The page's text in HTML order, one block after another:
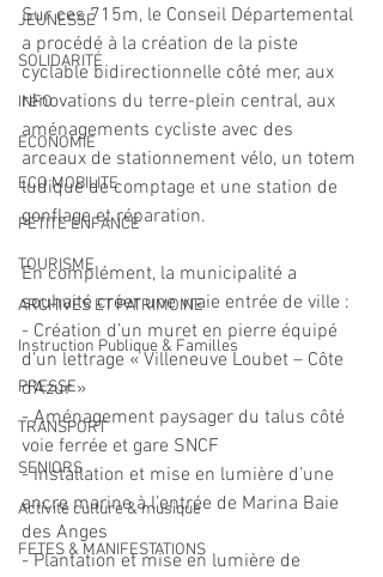
JEUNESSE
SOLIDARITÉ
INFO
ECONOMIE
ECO MOBILITE
PETITE ENFANCE
TOURISME
ARCHIVES ET PATRIMOINE
Instruction Publique & Familles
PRESSE
TRANSPORT
SENIORS
Activité culture & musique
FETES & MANIFESTATIONS
Sur ces 715m, le Conseil Départemental
a procédé à la création de la piste
cyclable bidirectionnelle côté mer, aux
rénovations du terre-plein central, aux
aménagements cycliste avec des
arceaux de stationnement vélo, un totem
ludique de comptage et une station de
gonflage et réparation.
En complément, la municipalité a
souhaité créer une vraie entrée de ville :
- Création d’un muret en pierre équipé
d’un lettrage « Villeneuve Loubet – Côte
d’Azur »
- Aménagement paysager du talus côté
voie ferrée et gare SNCF
- Installation et mise en lumière d’une
ancre marine à l’entrée de Marina Baie
des Anges
- Plantation et mise en lumière de